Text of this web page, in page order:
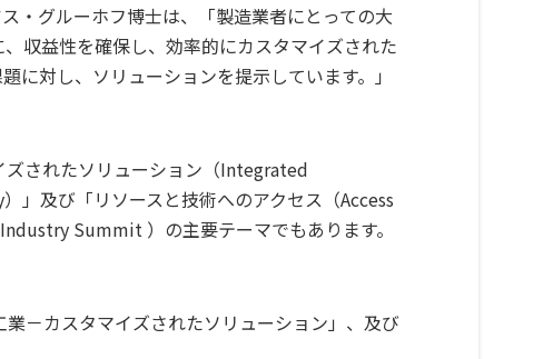
・グルーホフ博士は、「製造業者にとっての大
収益性を確保し、効率的にカスタマイズされた
に対し、ソリューションを提示しています。」
ズされたソリューション（Integrated
及び「リソースと技術へのアクセス（Access
Summit ）の主要テーマでもあります。
－カスタマイズされたソリューション」、及び